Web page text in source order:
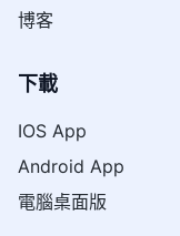
博客
下載
IOS App
Android App
電腦桌面版